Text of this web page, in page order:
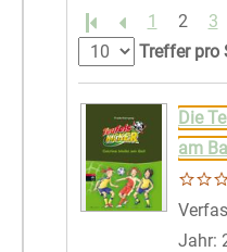
1
2 3
Treffer pro
Suchergebnis
Zu den Suchfiltern
Die
am
Jahr: